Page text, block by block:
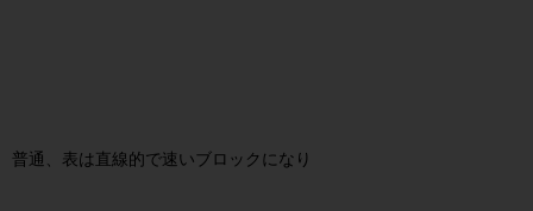
普通、表は直線的で速いブロックになり